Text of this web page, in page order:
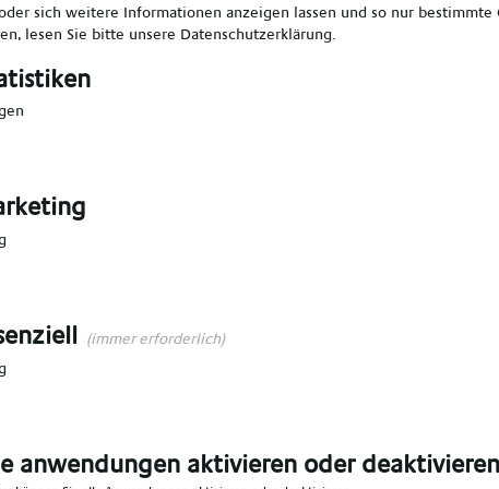
* Vorname angeben
Bereich wählen*
das Talent Network aufgenommen werden,
sich weitere Informationen anzeigen lassen und so nur bestimmte
lesen Sie bitte unsere Datenschutzerklärung.
(immer erforderlich)
anwendungen aktivieren oder deaktivieren